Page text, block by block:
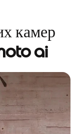
камер
ai